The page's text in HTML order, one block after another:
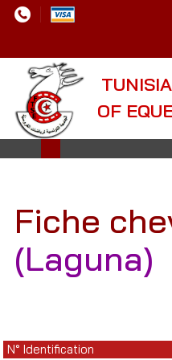
OF
Fiche
(Laguna)
N° Identification